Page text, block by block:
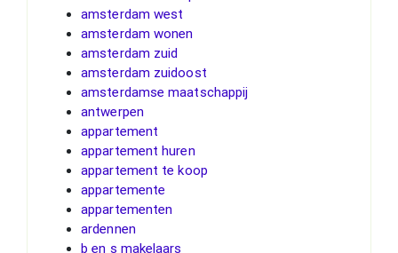
amsterdam west
amsterdam wonen
amsterdam zuid
amsterdam zuidoost
amsterdamse maatschappij
antwerpen
appartement
appartement huren
appartement te koop
appartemente
appartementen
ardennen
b en s makelaars